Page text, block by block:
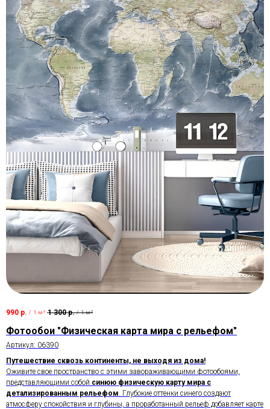
990 р. / 1 м² 1 300 р. / 1 м²
Фотообои "Физическая карта мира с рельефом"
Артикул: 06390
Путешествие сквозь континенты, не выходя из дома!
Оживите свое пространство с этими завораживающими фотообоями,
представляющими собой синюю физическую карту мира с
детализированным рельефом. Глубокие оттенки синего создают
атмосферу спокойствия и глубины, а проработанный рельеф добавляет карте